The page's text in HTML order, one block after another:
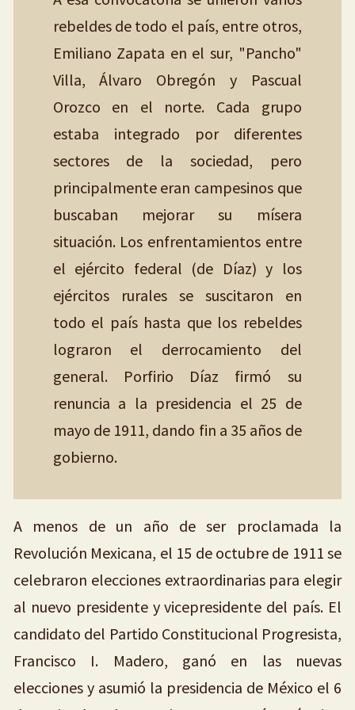
rebeldes de todo el país, entre otros,
Emiliano Zapata en el sur, "Pancho"
Villa, Álvaro Obregón y Pascual
Orozco en el norte. Cada grupo
estaba integrado por diferentes
sectores de la sociedad, pero
principalmente eran campesinos que
buscaban mejorar su mísera
situación. Los enfrentamientos entre
el ejército federal (de Díaz) y los
ejércitos rurales se suscitaron en
todo el país hasta que los rebeldes
lograron el derrocamiento del
general. Porfirio Díaz firmó su
renuncia a la presidencia el 25 de
mayo de 1911, dando fin a 35 años de
gobierno.
A menos de un año de ser proclamada la
Revolución Mexicana, el 15 de octubre de 1911 se
celebraron elecciones extraordinarias para elegir
al nuevo presidente y vicepresidente del país. El
candidato del Partido Constitucional Progresista,
Francisco I. Madero, ganó en las nuevas
elecciones y asumió la presidencia de México el 6